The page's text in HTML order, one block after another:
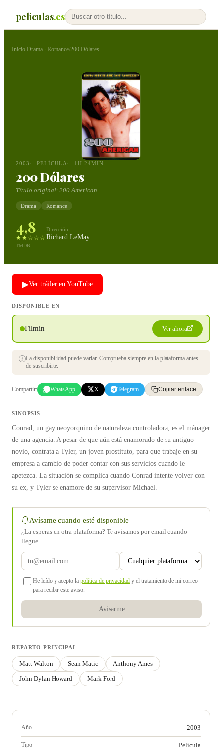
peliculas.es
Inicio›Drama · Romance›200 Dólares
2003 PELÍCULA 1H 24MIN
200 Dólares
Título original: 200 American
Drama Romance
4,8
★★☆☆☆
TMDB
Dirección
Richard LeMay
▶Ver tráiler en YouTube
DISPONIBLE EN
Filmin Ver ahora
La disponibilidad puede variar. Comprueba siempre en la plataforma antes
de suscribirte.
Compartir: WhatsApp X Telegram Copiar enlace
SINOPSIS
Conrad, un gay neoyorquino de naturaleza controladora, es el mánager
de una agencia. A pesar de que aún está enamorado de su antiguo
novio, contrata a Tyler, un joven prostituto, para que trabaje en su
empresa a cambio de poder contar con sus servicios cuando le
apetezca. La situación se complica cuando Conrad intente volver con
su ex, y Tyler se enamore de su supervisor Michael.
Avísame cuando esté disponible
¿La esperas en otra plataforma? Te avisamos por email cuando
llegue.
He leído y acepto la política de privacidad y el tratamiento de mi correo
para recibir este aviso.
Avisarme
REPARTO PRINCIPAL
Matt Walton Sean Matic
Anthony Ames
John Dylan Howard
Mark Ford
Año 2003
Tipo Película